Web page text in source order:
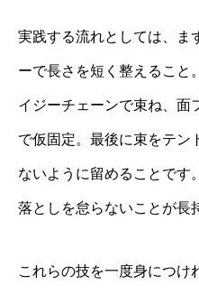
実践する流れとしては、ま
ーで長さを短く整えること
イジーチェーンで束ね、面
で仮固定。最後に束をテン
ないように留めることです
落としを怠らないことが長
これらの技を一度身につけ